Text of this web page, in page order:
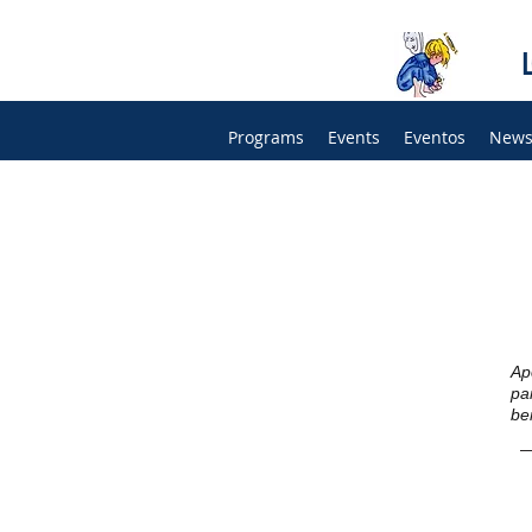
Programs Events Eventos